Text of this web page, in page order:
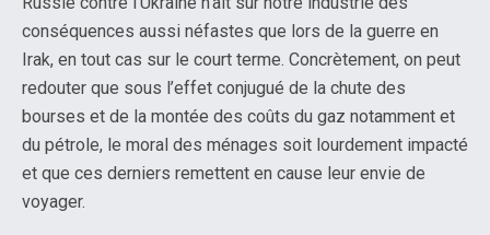
conséquences aussi néfastes que lors de la guerre en
Irak, en tout cas sur le court terme. Concrètement, on peut
redouter que sous l’effet conjugué de la chute des
bourses et de la montée des coûts du gaz notamment et
du pétrole, le moral des ménages soit lourdement impacté
et que ces derniers remettent en cause leur envie de
voyager.